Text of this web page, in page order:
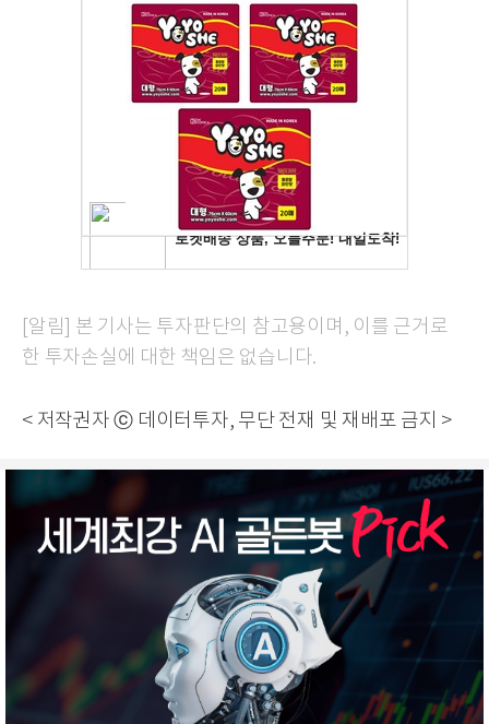
[알림] 본 기사는 투자판단의 참고용이며, 이를 근거로
한 투자손실에 대한 책임은 없습니다.
< 저작권자 ⓒ 데이터투자, 무단 전재 및 재배포 금지 >